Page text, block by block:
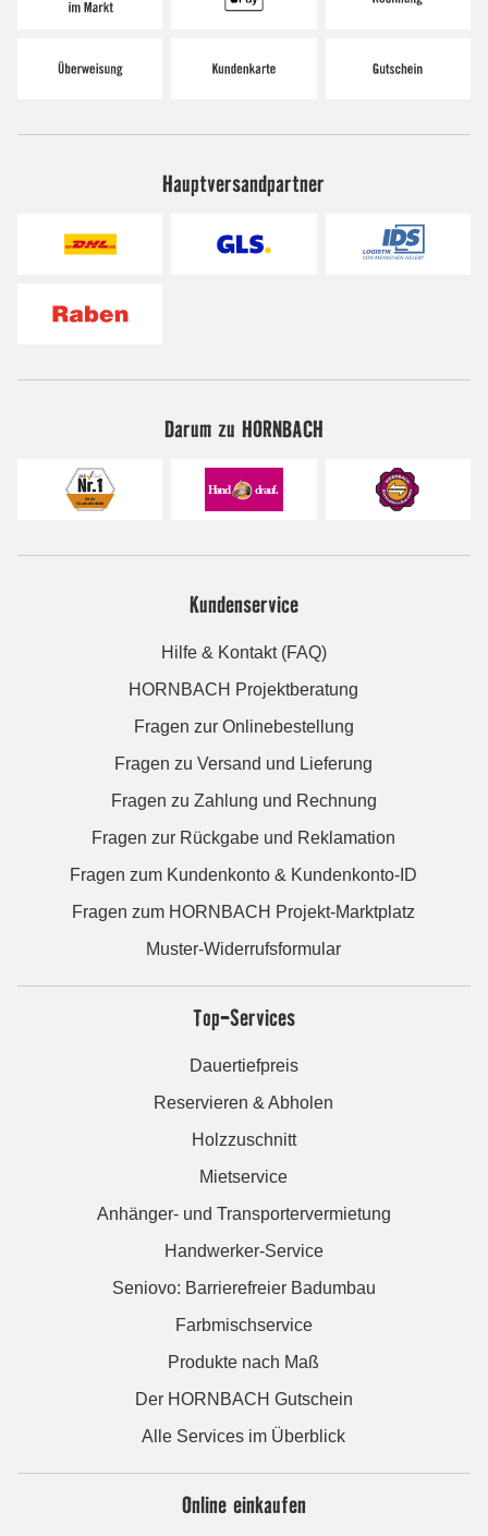
Hauptversandpartner
Darum zu HORNBACH
Kundenservice
Hilfe & Kontakt (FAQ)
HORNBACH Projektberatung
Fragen zur Onlinebestellung
Fragen zu Versand und Lieferung
Fragen zu Zahlung und Rechnung
Fragen zur Rückgabe und Reklamation
Fragen zum Kundenkonto & Kundenkonto-ID
Fragen zum HORNBACH Projekt-Marktplatz
Muster-Widerrufsformular
Top-Services
Dauertiefpreis
Reservieren & Abholen
Holzzuschnitt
Mietservice
Anhänger- und Transportervermietung
Handwerker-Service
Seniovo: Barrierefreier Badumbau
Farbmischservice
Produkte nach Maß
Der HORNBACH Gutschein
Alle Services im Überblick
Online einkaufen